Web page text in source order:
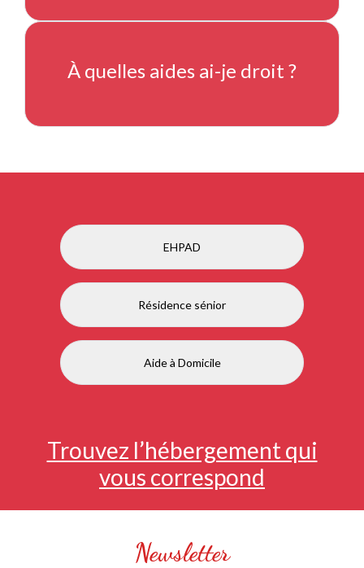
À quelles aides ai-je droit ?
EHPAD
Résidence sénior
Aide à Domicile
Trouvez l’hébergement qui
vous correspond
Newsletter